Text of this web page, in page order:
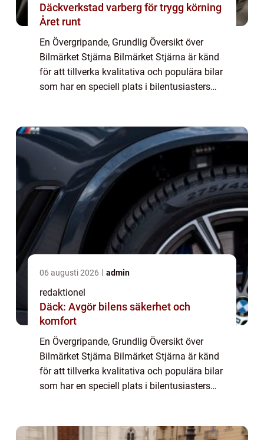
Däckverkstad varberg för trygg körning
Året runt
En Övergripande, Grundlig Översikt över
Bilmärket Stjärna Bilmärket Stjärna är känd
för att tillverka kvalitativa och populära bilar
som har en speciell plats i bilentusiasters
06 augusti 2026 admin
redaktionel
Däck: Avgör bilens säkerhet och
komfort
En Övergripande, Grundlig Översikt över
Bilmärket Stjärna Bilmärket Stjärna är känd
för att tillverka kvalitativa och populära bilar
som har en speciell plats i bilentusiasters